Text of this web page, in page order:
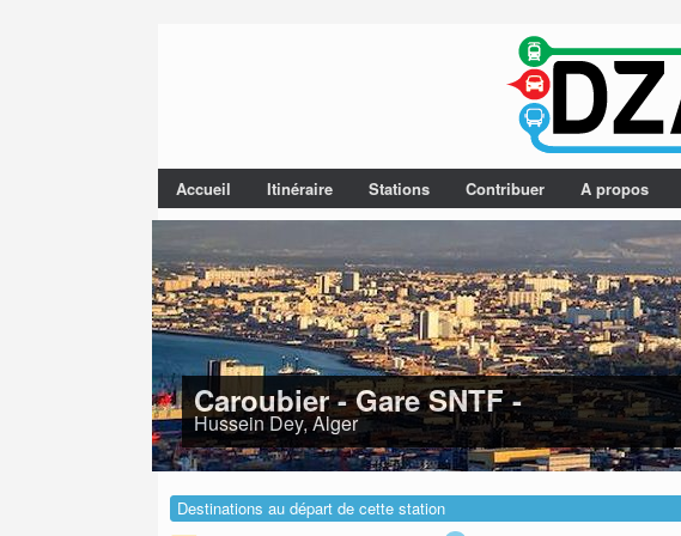
Accueil Itinéraire Stations Contribuer A propos
Caroubier - Gare SNTF -
Hussein Dey, Alger
Destinations au départ de cette station